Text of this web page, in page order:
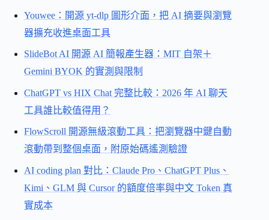
Youwee：開源 yt-dlp 圖形介面，把 AI 摘要與瀏覽
器擴充收進桌面工具
SlideBot AI 開源 AI 簡報產生器：MIT 自架＋
Gemini BYOK 的實測與限制
ChatGPT vs HIX Chat 完整比較：2026 年 AI 聊天
工具誰比較值得用？
FlowScroll 開源無級滾動工具：把瀏覽器中鍵自動
滾動帶到整個桌面，附原始碼遙測驗證
AI coding plan 對比：Claude Pro、ChatGPT Plus、
Kimi、GLM 與 Cursor 的額度倍率與中文 Token 真
實成本